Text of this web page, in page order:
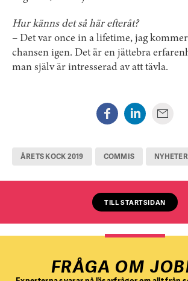
Hur känns det så här efteråt?
– Det var once in a lifetime, jag
chansen igen. Det är en jättebra
man själv är intresserad av att tävla.
ÅRETS KOCK 2019 COMMIS NYHETER
TILL STARTSIDAN
FRÅGA OM